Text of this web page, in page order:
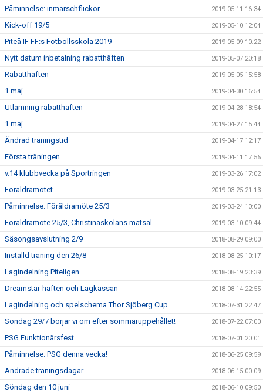
Påminnelse: inmarschflickor 2019-05-11 16:34
Kick-off 19/5 2019-05-10 12:04
Piteå IF FF:s Fotbollsskola 2019 2019-05-09 10:22
Nytt datum inbetalning rabatthäften 2019-05-07 20:18
Rabatthäften 2019-05-05 15:58
1 maj 2019-04-30 16:54
Utlämning rabatthäften 2019-04-28 18:54
1 maj 2019-04-27 15:44
Ändrad träningstid 2019-04-17 12:17
Första träningen 2019-04-11 17:56
v.14 klubbvecka på Sportringen 2019-03-26 17:02
Föräldramötet 2019-03-25 21:13
Påminnelse: Föräldramöte 25/3 2019-03-24 10:00
Föräldramöte 25/3, Christinaskolans matsal 2019-03-10 09:44
Säsongsavslutning 2/9 2018-08-29 09:00
Inställd träning den 26/8 2018-08-25 10:17
Lagindelning Piteligen 2018-08-19 23:39
Dreamstar-häften och Lagkassan 2018-08-14 22:55
Lagindelning och spelschema Thor Sjöberg Cup 2018-07-31 22:47
Söndag 29/7 börjar vi om efter sommaruppehållet! 2018-07-22 07:00
PSG Funktionärsfest 2018-07-01 20:01
Påminnelse: PSG denna vecka! 2018-06-25 09:59
Ändrade träningsdagar 2018-06-15 00:09
Söndag den 10 juni 2018-06-10 09:50